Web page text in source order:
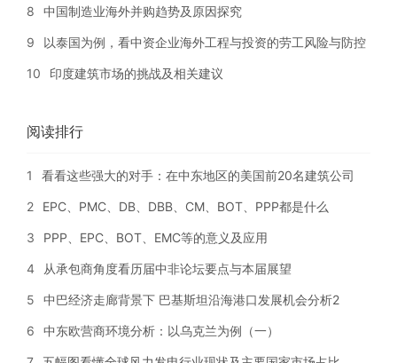
8 中国制造业海外并购趋势及原因探究
9 以泰国为例，看中资企业海外工程与投资的劳工风险与防控
10 印度建筑市场的挑战及相关建议
阅读排行
1 看看这些强大的对手：在中东地区的美国前20名建筑公司
2 EPC、PMC、DB、DBB、CM、BOT、PPP都是什么
3 PPP、EPC、BOT、EMC等的意义及应用
4 从承包商角度看历届中非论坛要点与本届展望
5 中巴经济走廊背景下 巴基斯坦沿海港口发展机会分析2
6 中东欧营商环境分析：以乌克兰为例（一）